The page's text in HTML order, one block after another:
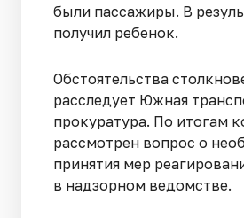
были пассажиры. В
получил ребенок.
Обстоятельства
расследует Южная
прокуратура. По итогам
рассмотрен вопрос о
принятия мер
в надзорном ведомстве.